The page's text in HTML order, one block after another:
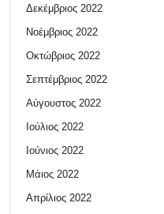
Δεκέμβριος 2022
Νοέμβριος 2022
Οκτώβριος 2022
Σεπτέμβριος 2022
Αύγουστος 2022
Ιούλιος 2022
Ιούνιος 2022
Μάιος 2022
Απρίλιος 2022